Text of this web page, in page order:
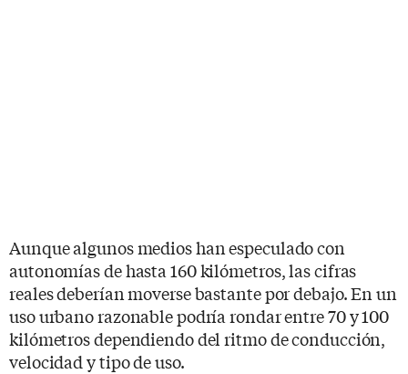
Aunque algunos medios han especulado con
autonomías de hasta 160 kilómetros, las cifras
reales deberían moverse bastante por debajo. En un
uso urbano razonable podría rondar entre 70 y 100
kilómetros dependiendo del ritmo de conducción,
velocidad y tipo de uso.